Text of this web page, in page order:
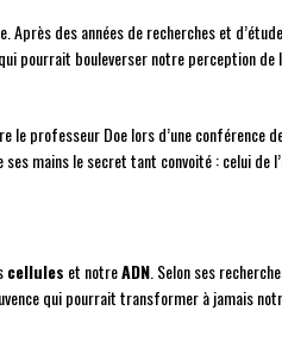
Après des années de recherches et
pourrait bouleverser notre perception
le professeur Doe lors d’une conférence
mains le secret tant convoité : celui de
cellules et notreADN . Selon ses
qui pourrait transformer à jamais